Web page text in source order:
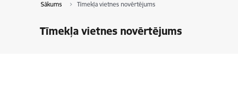
Sākums Tīmekļa vietnes novērtējums
Tīmekļa vietnes novērtējums